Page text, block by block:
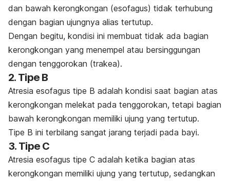
dan bawah kerongkongan (esofagus) tidak terhubung
dengan bagian ujungnya alias tertutup.
Dengan begitu, kondisi ini membuat tidak ada bagian
kerongkongan yang menempel atau bersinggungan
dengan tenggorokan (trakea).
2. Tipe B
Atresia esofagus tipe B adalah kondisi saat bagian atas
kerongkongan melekat pada tenggorokan, tetapi bagian
bawah kerongkongan memiliki ujung yang tertutup.
Tipe B ini terbilang sangat jarang terjadi pada bayi.
3. Tipe C
Atresia esofagus tipe C adalah ketika bagian atas
kerongkongan memiliki ujung yang tertutup, sedangkan